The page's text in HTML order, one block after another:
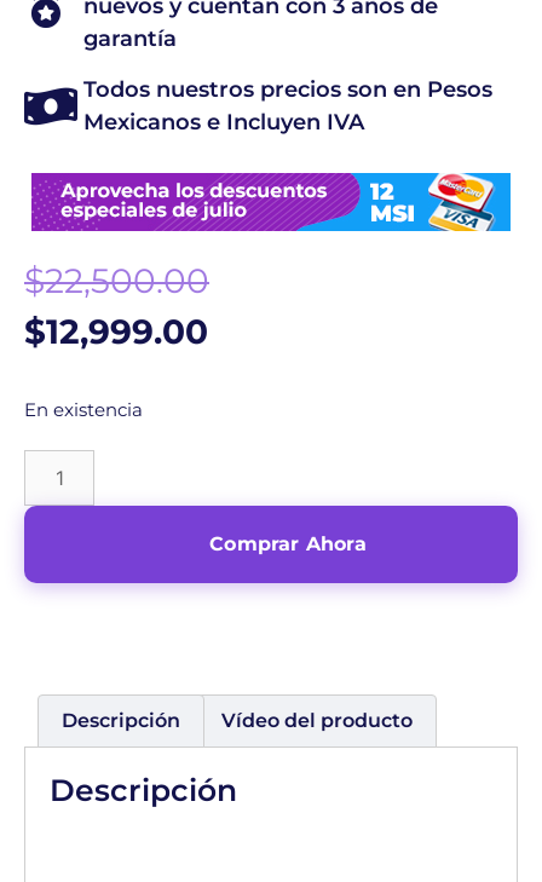
nuevos y cuentan con 3 años de
garantía
Todos nuestros precios son en Pesos
Mexicanos e Incluyen IVA
$22,500.00
$12,999.00
En existencia
Comprar Ahora
Descripción Vídeo del producto
Descripción